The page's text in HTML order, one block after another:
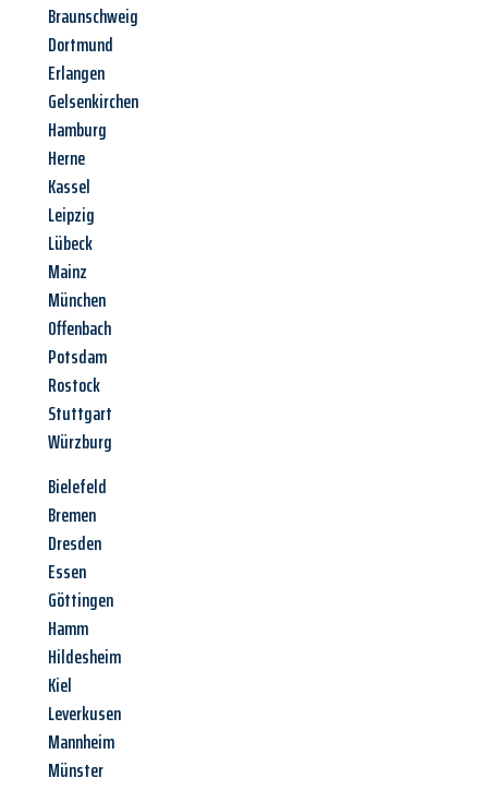
Braunschweig
Dortmund
Erlangen
Gelsenkirchen
Hamburg
Herne
Kassel
Leipzig
Lübeck
Mainz
München
Offenbach
Potsdam
Rostock
Stuttgart
Würzburg
Bielefeld
Bremen
Dresden
Essen
Göttingen
Hamm
Hildesheim
Kiel
Leverkusen
Mannheim
Münster